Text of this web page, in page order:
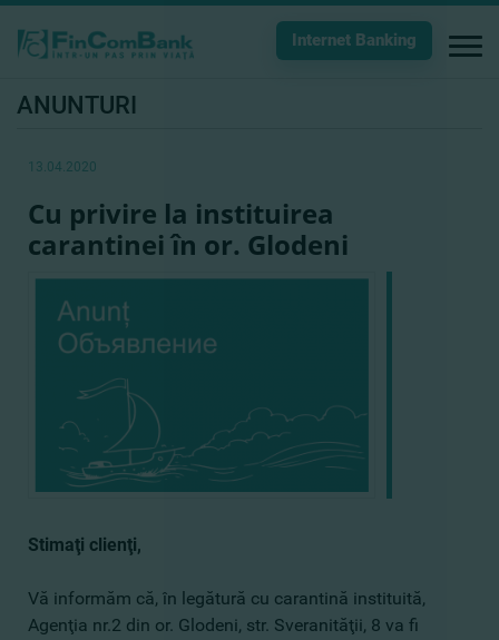
Internet Banking
ANUNTURI
13.04.2020
Cu privire la instituirea
carantinei în or. Glodeni
Stimaţi clienţi,
Vă informăm că, în legătură cu carantină instituită,
Agenţia nr.2 din or. Glodeni, str. Sveranităţii, 8 va fi